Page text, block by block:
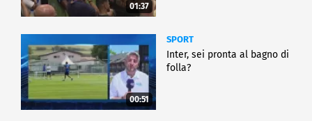
01:37
00:51
SPORT
Inter, sei pronta al bagno di
folla?